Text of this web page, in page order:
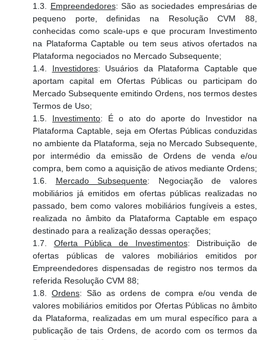
1.3. Empreendedores: São as sociedades empresárias de
pequeno porte, definidas na Resolução CVM 88,
conhecidas como scale-ups e que procuram Investimento
na Plataforma Captable ou tem seus ativos ofertados na
Plataforma negociados no Mercado Subsequente;
1.4. Investidores: Usuários da Plataforma Captable que
aportam capital em Ofertas Públicas ou participam do
Mercado Subsequente emitindo Ordens, nos termos destes
Termos de Uso;
1.5. Investimento: É o ato do aporte do Investidor na
Plataforma Captable, seja em Ofertas Públicas conduzidas
no ambiente da Plataforma, seja no Mercado Subsequente,
por intermédio da emissão de Ordens de venda e/ou
compra, bem como a aquisição de ativos mediante Ordens;
1.6. Mercado Subsequente: Negociação de valores
mobiliários já emitidos em ofertas públicas realizadas no
passado, bem como valores mobiliários fungíveis a estes,
realizada no âmbito da Plataforma Captable em espaço
destinado para a realização dessas operações;
1.7. Oferta Pública de Investimentos: Distribuição de
ofertas públicas de valores mobiliários emitidos por
Empreendedores dispensadas de registro nos termos da
referida Resolução CVM 88;
1.8. Ordens: São as ordens de compra e/ou venda de
valores mobiliários emitidos por Ofertas Públicas no âmbito
da Plataforma, realizadas em um mural específico para a
publicação de tais Ordens, de acordo com os termos da